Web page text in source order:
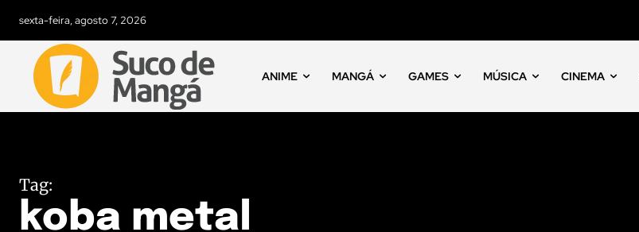
sexta-feira, agosto 7, 2026
ANIME MANGÁ GAMES MÚSICA CINEMA
Tag:
koba metal